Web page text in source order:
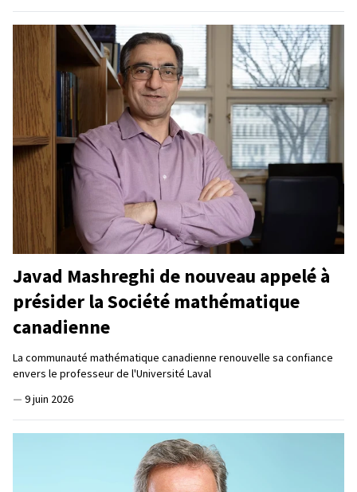
Javad Mashreghi de nouveau appelé à
présider la Société mathématique
canadienne
La communauté mathématique canadienne renouvelle sa confiance
envers le professeur de l'Université Laval
— 9 juin 2026